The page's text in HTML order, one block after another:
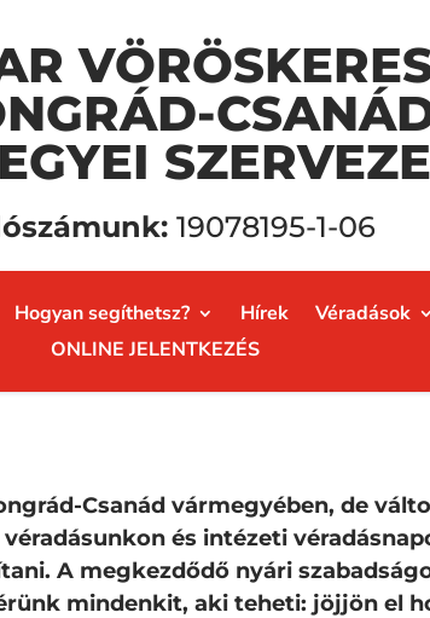
19078195-1-06
Hogyan segíthetsz? Hírek Véradások
ONLINE JELENTKEZÉS
Csanád vármegyében, de
és intézeti
A megkezdődő nyári
mindenkit, aki teheti: jöjjön el